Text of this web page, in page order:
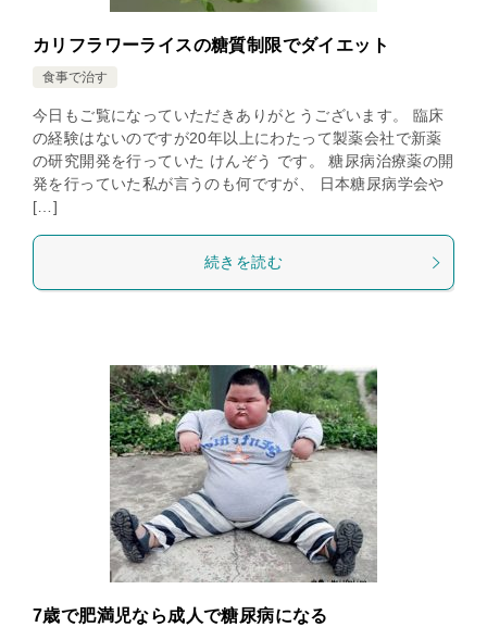
カリフラワーライスの糖質制限でダイエット
食事で治す
今日もご覧になっていただきありがとうございます。 臨床
の経験はないのですが20年以上にわたって製薬会社で新薬
の研究開発を行っていた けんぞう です。 糖尿病治療薬の開
発を行っていた私が言うのも何ですが、 日本糖尿病学会や
[…]
続きを読む
7歳で肥満児なら成人で糖尿病になる